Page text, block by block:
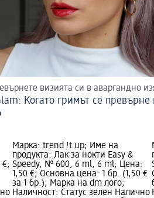
визията си в аваргандно
Когато гримът се превърне
€;
Марка: trend !t up; Име на
продукта: Лак за нокти Easy &
Speedy, № 600, 6 ml, 6 ml; Цена:
1,50 €; Основна цена: 1 бр. (1,50 €
за 1 бр.); Марка на dm лого;
Наличност: Статус зелен Налично